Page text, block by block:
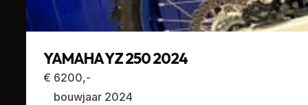
YAMAHA YZ 250 2024
€ 6200,-
bouwjaar 2024